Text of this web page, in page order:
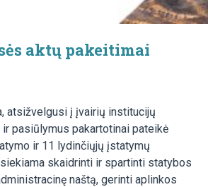
aktų pakeitimai
atsižvelgusi į įvairių institucijų
pasiūlymus pakartotinai pateikė
ir 11 lydinčiųjų įstatymų
skaidrinti ir spartinti statybos
naštą, gerinti aplinkos